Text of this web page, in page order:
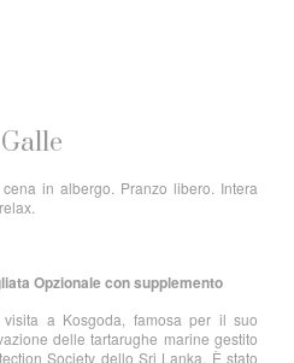
in albergo. Pranzo libero. Intera
Opzionale con supplemento
a Kosgoda, famosa per il suo
delle tartarughe marine gestito
Society dello Sri Lanka. È stato